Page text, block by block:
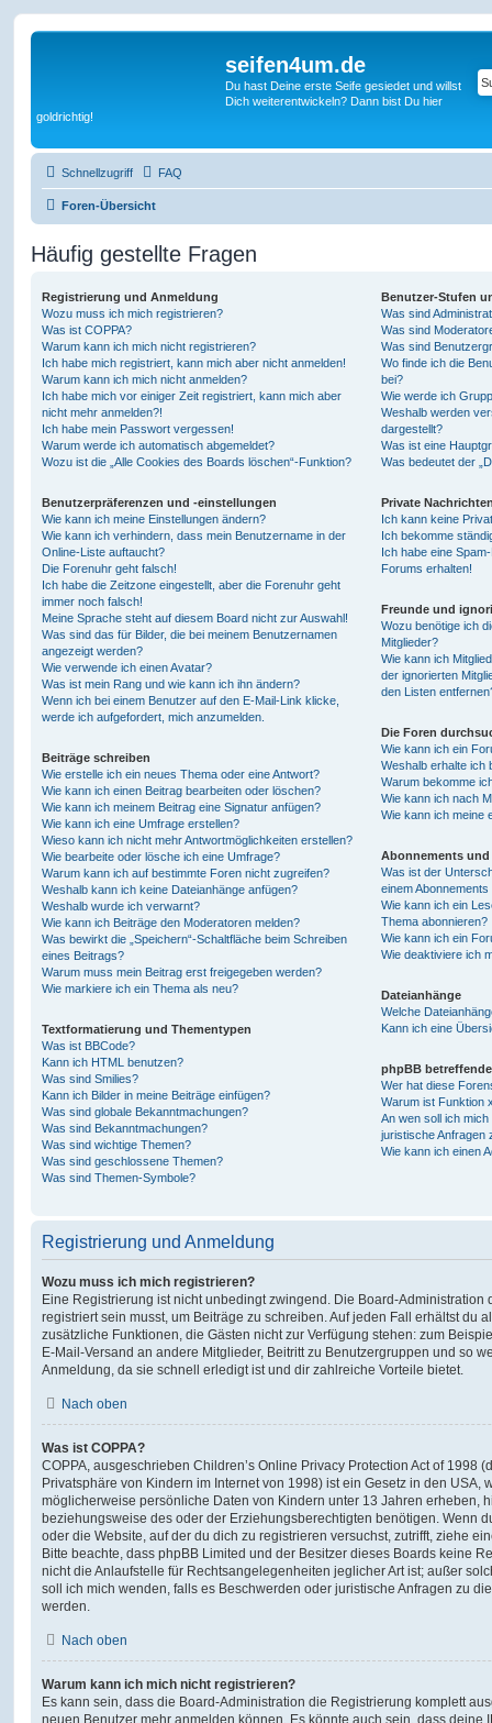
seifen4um.de
Du hast Deine erste Seife gesiedet und willst
Dich weiterentwickeln? Dann bist Du hier
goldrichtig!
Schnellzugriff FAQ
Foren-Übersicht
Häufig gestellte Fragen
Registrierung und Anmeldung
Wozu muss ich mich registrieren?
Was ist COPPA?
Warum kann ich mich nicht registrieren?
Ich habe mich registriert, kann mich aber nicht anmelden!
Warum kann ich mich nicht anmelden?
Ich habe mich vor einiger Zeit registriert, kann mich aber
nicht mehr anmelden?!
Ich habe mein Passwort vergessen!
Warum werde ich automatisch abgemeldet?
Wozu ist die „Alle Cookies des Boards löschen“-Funktion?
Benutzerpräferenzen und -einstellungen
Wie kann ich meine Einstellungen ändern?
Wie kann ich verhindern, dass mein Benutzername in der
Online-Liste auftaucht?
Die Forenuhr geht falsch!
Ich habe die Zeitzone eingestellt, aber die Forenuhr geht
immer noch falsch!
Meine Sprache steht auf diesem Board nicht zur Auswahl!
Was sind das für Bilder, die bei meinem Benutzernamen
angezeigt werden?
Wie verwende ich einen Avatar?
Was ist mein Rang und wie kann ich ihn ändern?
Wenn ich bei einem Benutzer auf den E-Mail-Link klicke,
werde ich aufgefordert, mich anzumelden.
Beiträge schreiben
Wie erstelle ich ein neues Thema oder eine Antwort?
Wie kann ich einen Beitrag bearbeiten oder löschen?
Wie kann ich meinem Beitrag eine Signatur anfügen?
Wie kann ich eine Umfrage erstellen?
Wieso kann ich nicht mehr Antwortmöglichkeiten erstellen?
Wie bearbeite oder lösche ich eine Umfrage?
Warum kann ich auf bestimmte Foren nicht zugreifen?
Weshalb kann ich keine Dateianhänge anfügen?
Weshalb wurde ich verwarnt?
Wie kann ich Beiträge den Moderatoren melden?
Was bewirkt die „Speichern“-Schaltfläche beim Schreiben
eines Beitrags?
Warum muss mein Beitrag erst freigegeben werden?
Wie markiere ich ein Thema als neu?
Textformatierung und Thementypen
Was ist BBCode?
Kann ich HTML benutzen?
Was sind Smilies?
Kann ich Bilder in meine Beiträge einfügen?
Was sind globale Bekanntmachungen?
Was sind Bekanntmachungen?
Was sind wichtige Themen?
Was sind geschlossene Themen?
Was sind Themen-Symbole?
Benutzer-Stufen
Was sind
Was sind
Was sind
Wo finde ich die
bei?
Wie werde ich
Weshalb werden
dargestellt?
Was ist eine
Was bedeutet der
Private
Ich kann keine
Ich bekomme
Ich habe eine
Forums erhalten!
Freunde und
Wozu benötige ich
Mitglieder?
Wie kann ich
der ignorierten
den Listen
Die Foren
Wie kann ich ein
Weshalb erhalte ich
Warum bekomme
Wie kann ich nach
Wie kann ich meine
Abonnements und
Was ist der
einem
Wie kann ich ein
Thema abonnieren?
Wie kann ich ein
Wie deaktiviere ich
Dateianhänge
Welche
Kann ich eine
phpBB
Wer hat diese
Warum ist Funktion
An wen soll ich
juristische Anfragen
Wie kann ich einen
Registrierung und Anmeldung
Wozu muss ich mich registrieren?
Eine Registrierung ist nicht unbedingt zwingend. Die Board-Administration
registriert sein musst, um Beiträge zu schreiben. Auf jeden Fall erhältst du
zusätzliche Funktionen, die Gästen nicht zur Verfügung stehen: zum
E-Mail-Versand an andere Mitglieder, Beitritt zu Benutzergruppen und so
Anmeldung, da sie schnell erledigt ist und dir zahlreiche Vorteile bietet.
Nach oben
Was ist COPPA?
COPPA, ausgeschrieben Children’s Online Privacy Protection Act of 1998
Privatsphäre von Kindern im Internet von 1998) ist ein Gesetz in den USA,
möglicherweise persönliche Daten von Kindern unter 13 Jahren erheben,
beziehungsweise des oder der Erziehungsberechtigten benötigen. Wenn
oder die Website, auf der du dich zu registrieren versuchst, zutrifft, ziehe
Bitte beachte, dass phpBB Limited und der Besitzer dieses Boards keine
nicht die Anlaufstelle für Rechtsangelegenheiten jeglicher Art ist; außer
soll ich mich wenden, falls es Beschwerden oder juristische Anfragen zu
werden.
Nach oben
Warum kann ich mich nicht registrieren?
Es kann sein, dass die Board-Administration die Registrierung komplett
neuen Benutzer mehr anmelden können. Es könnte auch sein, dass deine